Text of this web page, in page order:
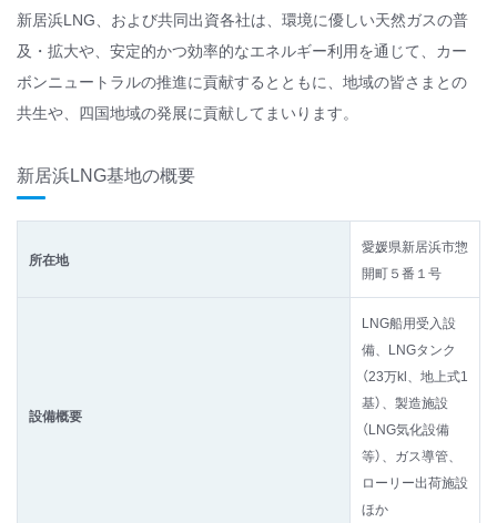
新居浜LNG、および共同出資各社は、環境に優しい天然ガスの普
及・拡大や、安定的かつ効率的なエネルギー利用を通じて、カー
ボンニュートラルの推進に貢献するとともに、地域の皆さまとの
共生や、四国地域の発展に貢献してまいります。
新居浜LNG基地の概要
所在地
愛媛県新居浜市惣
開町５番１号
設備概要
LNG船用受入設
備、LNGタンク
（23万kl、地上式1
基）、製造施設
（LNG気化設備
等）、ガス導管、
ローリー出荷施設
ほか